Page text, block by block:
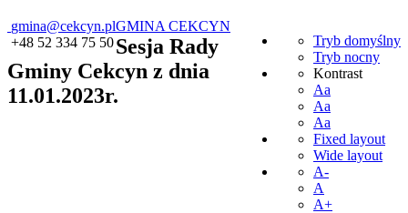
gmina@cekcyn.pl
+48 52 334 75 50
Tryb domyślny
Tryb nocny
Kontrast
Aa
Aa
Aa
Fixed layout
Wide layout
A-
A
A+
GMINA CEKCYN
Sesja Rady
Gminy Cekcyn z dnia
11.01.2023r.